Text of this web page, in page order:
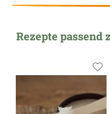
Rezepte passend
hinzufügen